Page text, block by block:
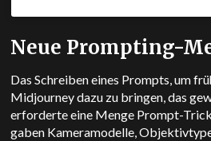
Neue Prompting-
Das Schreiben eines Prompts, um
Midjourney dazu zu bringen, das
erforderte eine Menge Prompt-
gaben Kameramodelle,